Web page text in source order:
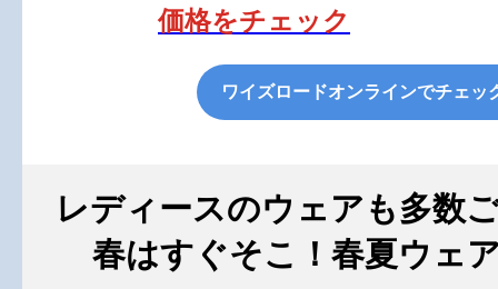
価格をチェック
ワイズロードオンラインでチェッ
レディースのウェアも多数
春はすぐそこ！春夏ウェ